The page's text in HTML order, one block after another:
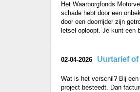
Het Waarborgfonds
schade hebt door een
door een doorrijder zijn
letsel oploopt. Je kunt een
02-04-2026 Uurtarief
Wat is het verschil? Bij
project besteedt. Dan